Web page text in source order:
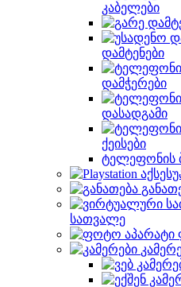
კაბელები
დამტენები
დამჭერები
დასადგამი
ქეისები
ტელეფონის
სათვალე